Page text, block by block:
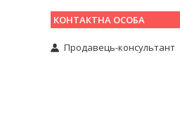
Продавець-консультант